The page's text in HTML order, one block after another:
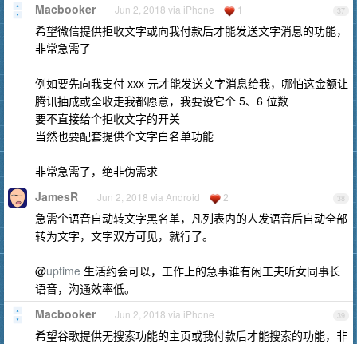
37
Macbooker Jun 2, 2018 via iPhone 1
希望微信提供拒收文字或向我付款后才能发送文字消息的功能，
非常急需了
例如要先向我支付 xxx 元才能发送文字消息给我，哪怕这金额让
腾讯抽成或全收走我都愿意，我要设它个 5、6 位数
要不直接给个拒收文字的开关
当然也要配套提供个文字白名单功能
非常急需了，绝非伪需求
38
JamesR Jun 2, 2018 via Android 2
急需个语音自动转文字黑名单，凡列表内的人发语音后自动全部
转为文字，文字双方可见，就行了。
@uptime 生活约会可以，工作上的急事谁有闲工夫听女同事长
语音，沟通效率低。
39
Macbooker Jun 2, 2018 via iPhone
希望谷歌提供无搜索功能的主页或我付款后才能搜索的功能，非